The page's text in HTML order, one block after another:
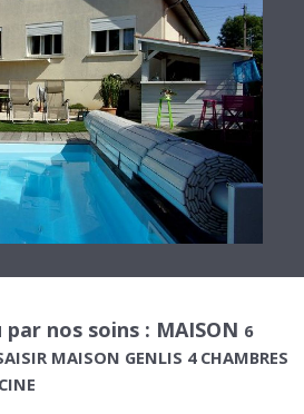
nos soins : MAISON 6
MAISON GENLIS 4 CHAMBRES